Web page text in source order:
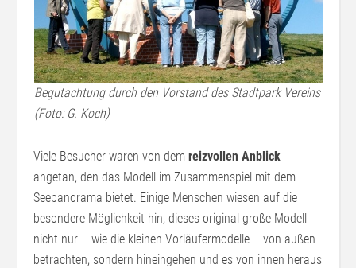
Begutachtung durch den Vorstand des Stadtpark Vereins
(Foto: G. Koch)
Viele Besucher waren von demreizvollen Anblick
angetan, den das Modell im Zusammenspiel mit dem
Seepanorama bietet. Einige Menschen wiesen auf die
besondere Möglichkeit hin, dieses original große Modell
nicht nur – wie die kleinen Vorläufermodelle – von außen
betrachten, sondern hineingehen und es von innen heraus